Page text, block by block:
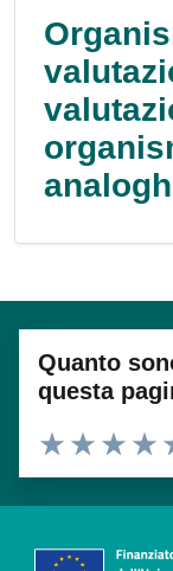
Quanto
questa